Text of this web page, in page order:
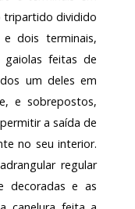
tripartido dividido
dois terminais,
gaiolas feitas de
um deles em
e sobrepostos,
a saída de
no seu interior.
regular
decoradas e as